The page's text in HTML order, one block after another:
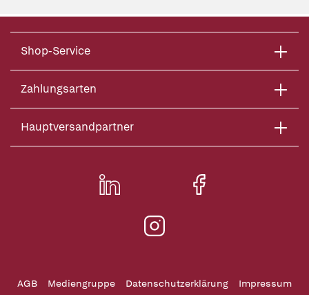
Shop-Service
Zahlungsarten
Hauptversandpartner
AGB Mediengruppe Datenschutzerklärung Impressum